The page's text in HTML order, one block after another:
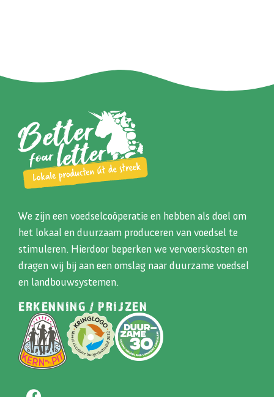
We zijn een voedselcoöperatie en hebben als doel om
het lokaal en duurzaam produceren van voedsel te
stimuleren. Hierdoor beperken we vervoerskosten en
dragen wij bij aan een omslag naar duurzame voedsel
en landbouwsystemen.
ERKENNING / PRIJZEN